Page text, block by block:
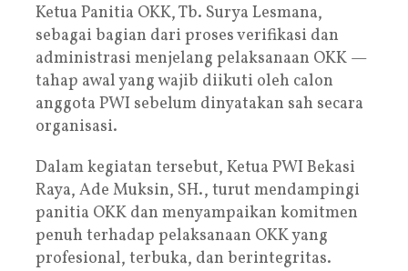
Ketua Panitia OKK, Tb. Surya Lesmana,
sebagai bagian dari proses verifikasi dan
administrasi menjelang pelaksanaan OKK —
tahap awal yang wajib diikuti oleh calon
anggota PWI sebelum dinyatakan sah secara
organisasi.
Dalam kegiatan tersebut, Ketua PWI Bekasi
Raya, Ade Muksin, SH., turut mendampingi
panitia OKK dan menyampaikan komitmen
penuh terhadap pelaksanaan OKK yang
profesional, terbuka, dan berintegritas.